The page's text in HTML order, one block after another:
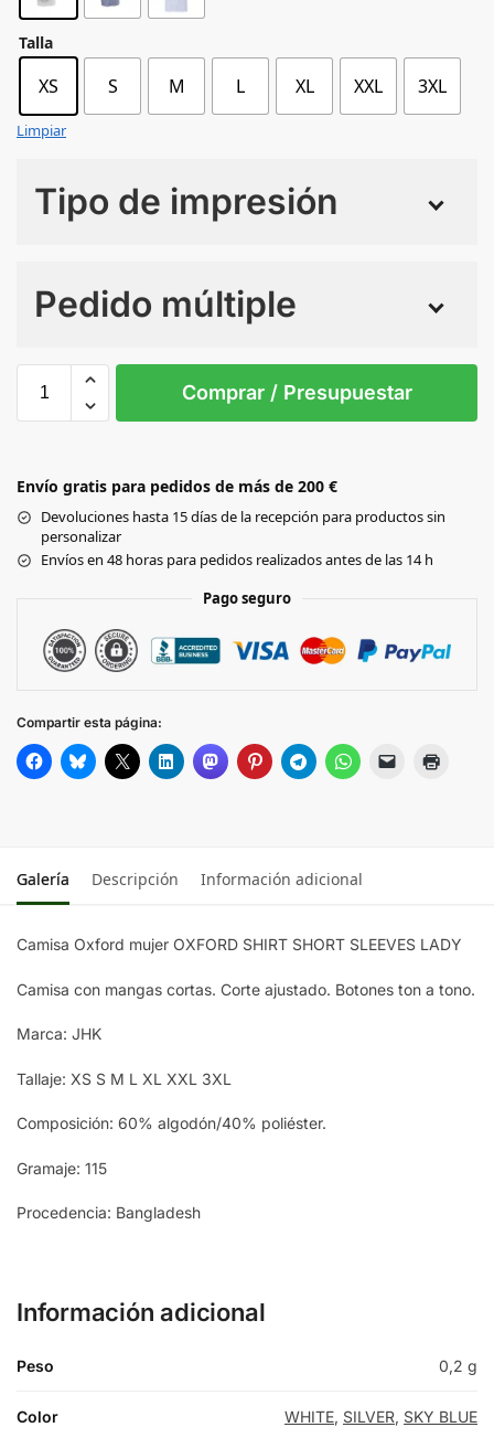
Talla
XS S M L XL XXL 3XL
Limpiar
Tipo de impresión
Pedido múltiple
SILVER
SKY
BLUE
Comprar / Presupuestar
Envío gratis para pedidos de más de 200 €
Devoluciones hasta 15 días de la recepción para productos sin
personalizar
Envíos en 48 horas para pedidos realizados antes de las 14 h
Pago seguro
Compartir esta página:
Galería Descripción Información adicional
Camisa Oxford mujer OXFORD SHIRT SHORT SLEEVES LADY
Camisa con mangas cortas. Corte ajustado. Botones ton a tono.
Marca: JHK
Tallaje: XS S M L XL XXL 3XL
Composición: 60% algodón/40% poliéster.
Gramaje: 115
Procedencia: Bangladesh
Información adicional
Peso 0,2 g
Color WHITE, SILVER, SKY BLUE